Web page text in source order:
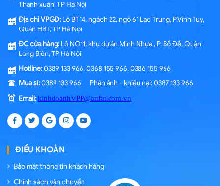
Thanh xuân, TP Hà Nội
Địa chỉ VPGD: Lô BT14, ngách 22, ngõ 61 Lạc Trung, P.Vĩnh Tuy,
Quận HBT, TP Hà Nội
ĐC cửa hàng: Lô NO11, khu dự án Minh Nhựa , P. Bồ Đề, Quận
Long Biên, TP Hà Nội
Hotline:0389 133 966, 0368 155 966, 0386 155 966
Mua sỉ:0389 133 966 Phản ánh - khiếu nại: 0387 133 966
Email:kinhdoanhVPP@anfat.com.vn
ĐIỀU KHOẢN
Bảo mật thông tin khách hàng
Chính sách vận chuyển